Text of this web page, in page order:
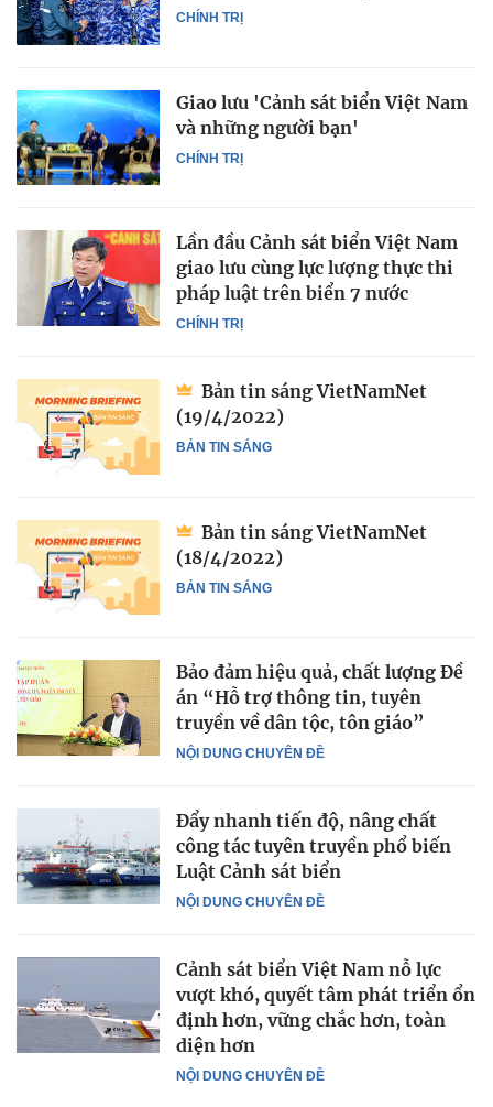
CHÍNH TRỊ
CHÍNH TRỊ
Giao lưu 'Cảnh sát biển Việt Nam
và những người bạn'
CHÍNH TRỊ
Lần đầu Cảnh sát biển Việt Nam
giao lưu cùng lực lượng thực thi
pháp luật trên biển 7 nước
BẢN TIN SÁNG
Bản tin sáng VietNamNet
(19/4/2022)
BẢN TIN SÁNG
Bản tin sáng VietNamNet
(18/4/2022)
NỘI DUNG CHUYÊN ĐỀ
Bảo đảm hiệu quả, chất lượng Đề
án “Hỗ trợ thông tin, tuyên
truyền về dân tộc, tôn giáo”
NỘI DUNG CHUYÊN ĐỀ
Đẩy nhanh tiến độ, nâng chất
công tác tuyên truyền phổ biến
Luật Cảnh sát biển
NỘI DUNG CHUYÊN ĐỀ
Cảnh sát biển Việt Nam nỗ lực
vượt khó, quyết tâm phát triển ổn
định hơn, vững chắc hơn, toàn
diện hơn